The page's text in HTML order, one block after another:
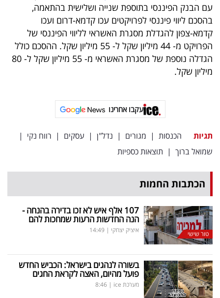
עם הבנק הפיננסי בתוספת שנייה ושלישית בהתאמה,
בהסכם ליווי פיננסי לפרויקטים עכו קדמא-דרום ועכו
קדמא-צפון להגדלת מסגרת האשראי לליווי הפיננסי של
הפרויקט מ- 44 מיליון שקל ל- 55 מיליון שקל. ההסכם כולל
הגדלה נוספת של מסגרת האשראי מ- 55 מיליון שקל ל- 80
מיליון שקל.
עקבו אחרינו
תגיות הכנסות | מגורים | נדל"ן | עסקים | רווח נקי |
שמואל ברוך | תוצאות כספיות
הכתבות החמות
טור שישי
107 אלף איש לא זכו בדירה בהנחה -
הנה החדשות הרעות שמחכות להם
איציק יצחקי |
14:49
בשורה לנהגים בישראל: הכביש החדש
פועל מהיום, האצה לקראת החגים
מערכת ice |
8:46